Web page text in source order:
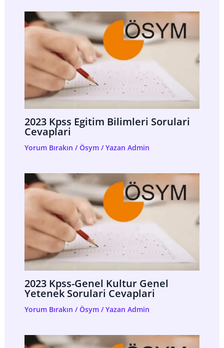
2023 Kpss Egitim Bilimleri Sorulari
Cevaplari
Yorum Bırakın /Ösym/ Yazan Admin
2023 Kpss-Genel Kultur Genel
Yetenek Sorulari Cevaplari
Yorum Bırakın /Ösym/ Yazan Admin